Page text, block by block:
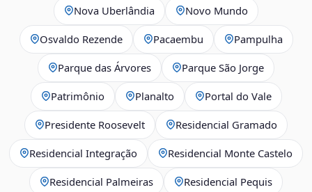
Nova Uberlândia Novo Mundo
Osvaldo Rezende Pacaembu Pampulha
Parque das Árvores Parque São Jorge
Patrimônio Planalto Portal do Vale
Presidente Roosevelt Residencial Gramado
Residencial Integração Residencial Monte Castelo
Residencial Palmeiras Residencial Pequis